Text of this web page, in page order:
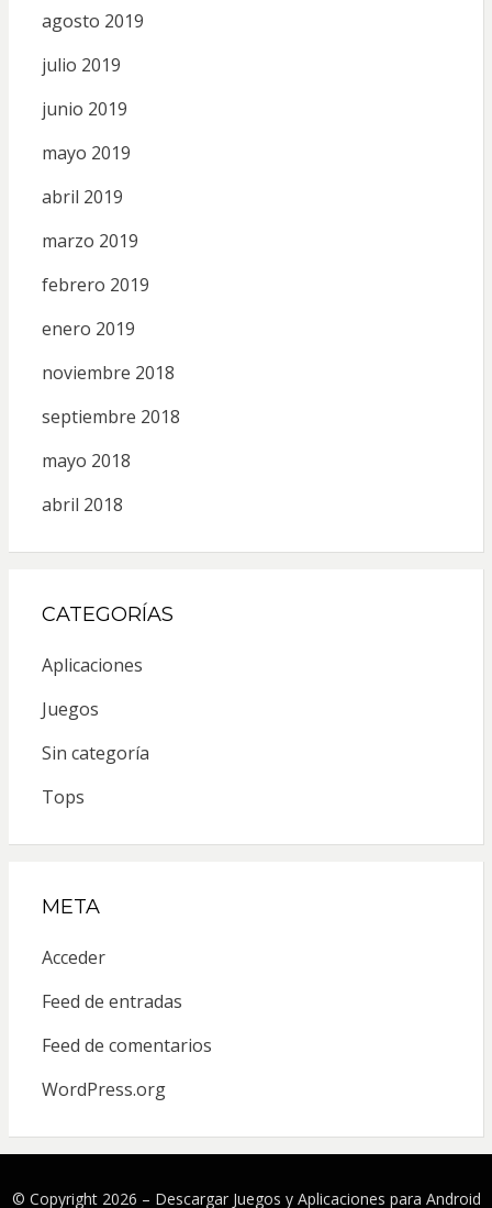
agosto 2019
julio 2019
junio 2019
mayo 2019
abril 2019
marzo 2019
febrero 2019
enero 2019
noviembre 2018
septiembre 2018
mayo 2018
abril 2018
CATEGORÍAS
Aplicaciones
Juegos
Sin categoría
Tops
META
Acceder
Feed de entradas
Feed de comentarios
WordPress.org
© Copyright 2026 – Descargar Juegos y Aplicaciones para Android